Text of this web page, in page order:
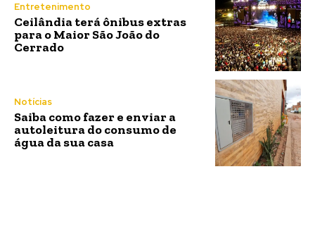
Entretenimento
Ceilândia terá ônibus extras
para o Maior São João do
Cerrado
Notícias
Saiba como fazer e enviar a
autoleitura do consumo de
água da sua casa